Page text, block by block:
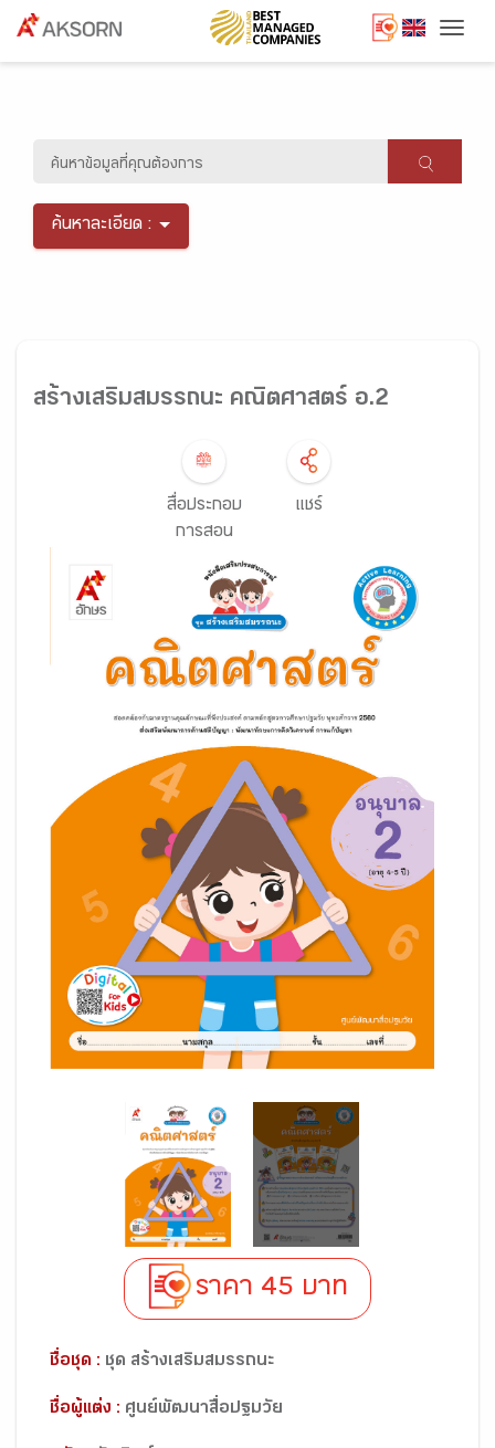
ค้นหาละเอียด :
สร้างเสริมสมรรถนะ คณิตศาสตร์ อ.2
สื่อประกอบ
การสอน
แชร์
ราคา 45 บาท
ชื่อชุด : ชุด สร้างเสริมสมรรถนะ
ชื่อผู้แต่ง : ศูนย์พัฒนาสื่อปฐมวัย